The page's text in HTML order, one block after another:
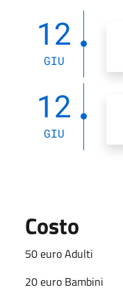
12
GIU
12
GIU
Costo
50 euro Adulti
20 euro Bambini